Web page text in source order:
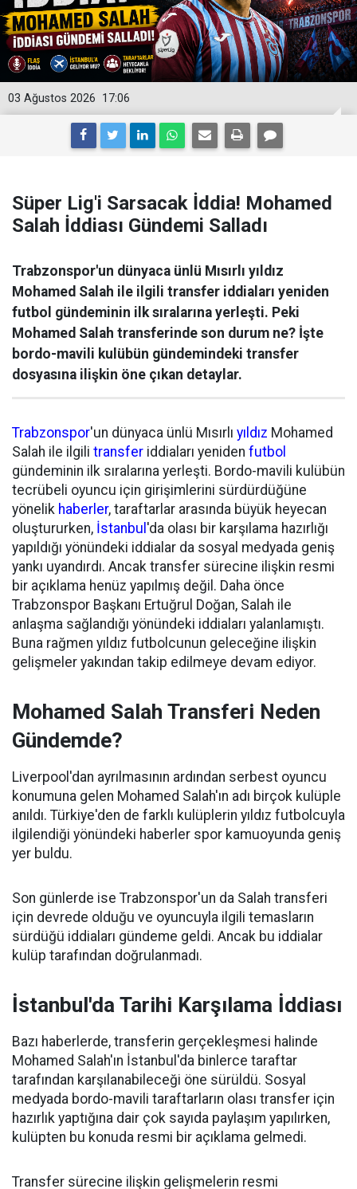
17:06
03 Ağustos 2026
Süper Lig'i Sarsacak İddia! Mohamed
Salah İddiası Gündemi Salladı
Trabzonspor'un dünyaca ünlü Mısırlı yıldız
Mohamed Salah ile ilgili transfer iddiaları yeniden
futbol gündeminin ilk sıralarına yerleşti. Peki
Mohamed Salah transferinde son durum ne? İşte
bordo-mavili kulübün gündemindeki transfer
dosyasına ilişkin öne çıkan detaylar.
Trabzonspor'un dünyaca ünlü Mısırlı yıldız Mohamed
Salah ile ilgili transfer iddiaları yeniden futbol
gündeminin ilk sıralarına yerleşti. Bordo-mavili kulübün
tecrübeli oyuncu için girişimlerini sürdürdüğüne
yönelik haberler, taraftarlar arasında büyük heyecan
oluştururken, İstanbul 'da olası bir karşılama hazırlığı
yapıldığı yönündeki iddialar da sosyal medyada geniş
yankı uyandırdı. Ancak transfer sürecine ilişkin resmi
bir açıklama henüz yapılmış değil. Daha önce
Trabzonspor Başkanı Ertuğrul Doğan, Salah ile
anlaşma sağlandığı yönündeki iddiaları yalanlamıştı.
Buna rağmen yıldız futbolcunun geleceğine ilişkin
gelişmeler yakından takip edilmeye devam ediyor.
Mohamed Salah Transferi Neden
Gündemde?
Liverpool'dan ayrılmasının ardından serbest oyuncu
konumuna gelen Mohamed Salah'ın adı birçok kulüple
anıldı. Türkiye'den de farklı kulüplerin yıldız futbolcuyla
ilgilendiği yönündeki haberler spor kamuoyunda geniş
yer buldu.
Son günlerde ise Trabzonspor'un da Salah transferi
için devrede olduğu ve oyuncuyla ilgili temasların
sürdüğü iddiaları gündeme geldi. Ancak bu iddialar
kulüp tarafından doğrulanmadı.
İstanbul'da Tarihi Karşılama İddiası
Bazı haberlerde, transferin gerçekleşmesi halinde
Mohamed Salah'ın İstanbul'da binlerce taraftar
tarafından karşılanabileceği öne sürüldü. Sosyal
medyada bordo-mavili taraftarların olası transfer için
hazırlık yaptığına dair çok sayıda paylaşım yapılırken,
kulüpten bu konuda resmi bir açıklama gelmedi.
Transfer sürecine ilişkin gelişmelerin resmi